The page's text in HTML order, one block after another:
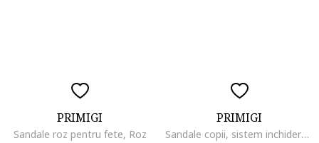
PRIMIGI
Sandale roz pentru fete, Roz
PRIMIGI
Sandale copii, sistem inchidere Velcro, piele naturala, roz